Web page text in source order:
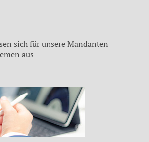
sich für unsere Mandanten
aus